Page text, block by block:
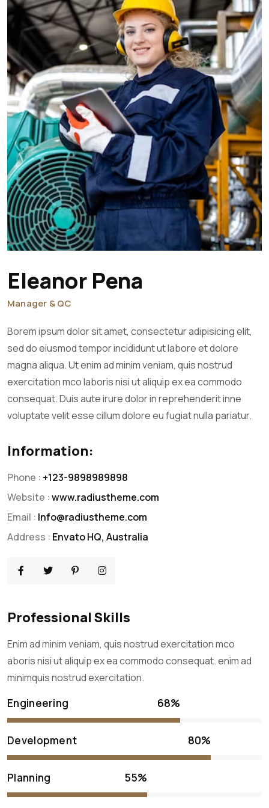
Eleanor Pena
Manager & QC
Borem ipsum dolor sit amet, consectetur adipisicing elit,
sed do eiusmod tempor incididunt ut labore et dolore
magna aliqua. Ut enim ad minim veniam, quis nostrud
exercitation mco laboris nisi ut aliquip ex ea commodo
consequat. Duis aute irure dolor in reprehenderit inne
voluptate velit esse cillum dolore eu fugiat nulla pariatur.
Information:
Phone : +123-9898989898
Website :www.radiustheme.com
Email : Info@radiustheme.com
Address : Envato HQ, Australia
Professional Skills
Enim ad minim veniam, quis nostrud exercitation mco
aboris nisi ut aliquip ex ea commodo consequat. enim ad
minimquis nostrud exercitation.
Engineering 68%
Development 80%
Planning 55%